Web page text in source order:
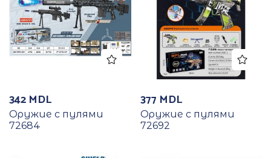
342 MDL
Оружие с пулями
72684
377 MDL
Оружие с пулями
72692